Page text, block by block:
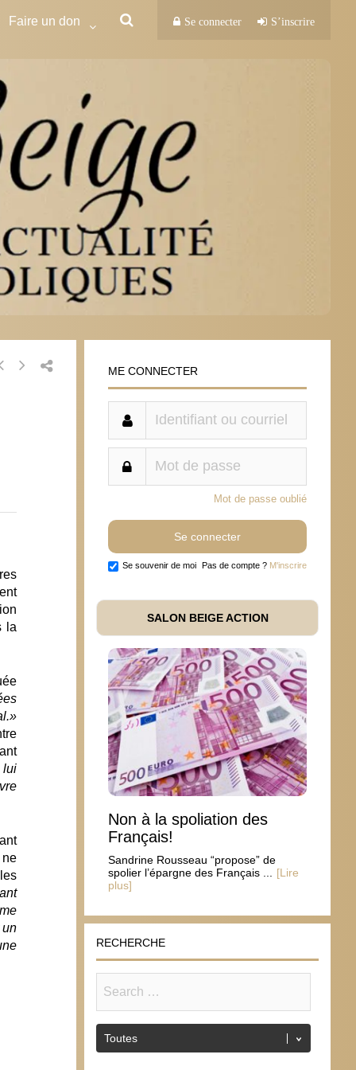
Faire un don Se connecter S’inscrire
la
lui
un
ME CONNECTER
Mot de passe oublié
Se souvenir de moi Pas de compte ? M'inscrire
SALON BEIGE ACTION
Non à la spoliation des
Français!
Sandrine Rousseau “propose” de
spolier l’épargne des Français ...
[Lire
plus]
RECHERCHE